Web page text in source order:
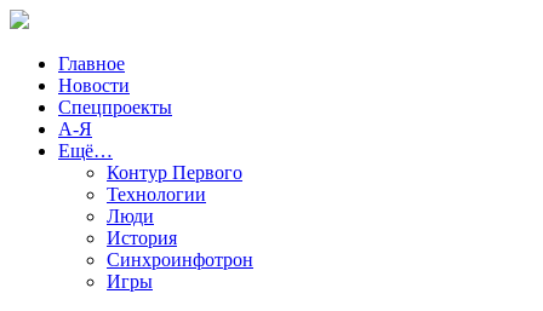
Главное
Новости
Спецпроекты
А-Я
Ещё…
Контур Первого
Технологии
Люди
История
Синхроинфотрон
Игры